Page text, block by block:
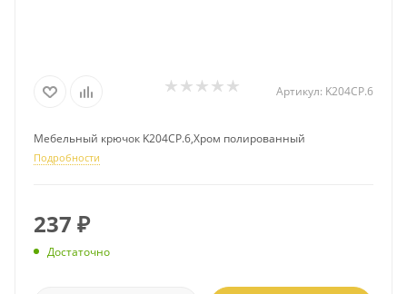
Артикул: K204CP.6
Мебельный крючок K204CP.6,Хром полированный
Подробности
237 ₽
Достаточно